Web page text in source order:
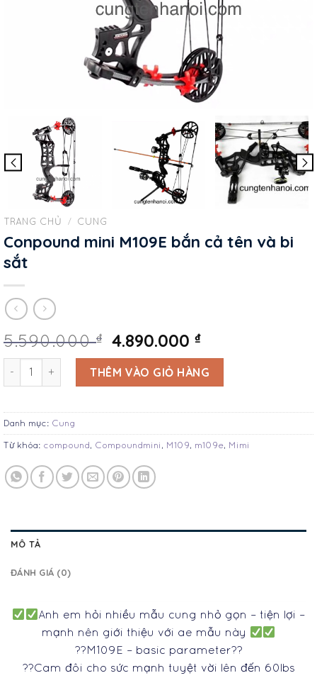
TRANG CHỦ / CUNG
Conpound mini M109E bắn cả tên và bi
sắt
5.590.000₫ 4.890.000₫
Conpound mini M109E bắn cả tên và bi sắt số lượng
THÊM VÀO GIỎ HÀNG
Danh mục: Cung
Từ khóa: compound, Compoundmini , M109, m109e, Mimi
MÔ TẢ
ĐÁNH GIÁ (0)
Anh em hỏi nhiều mẫu cung nhỏ gọn – tiện lợi –
mạnh nên giới thiệu với ae mẫu này
??M109E – basic parameter??
??Cam đôi cho sức mạnh tuyệt vời lên đến 60lbs